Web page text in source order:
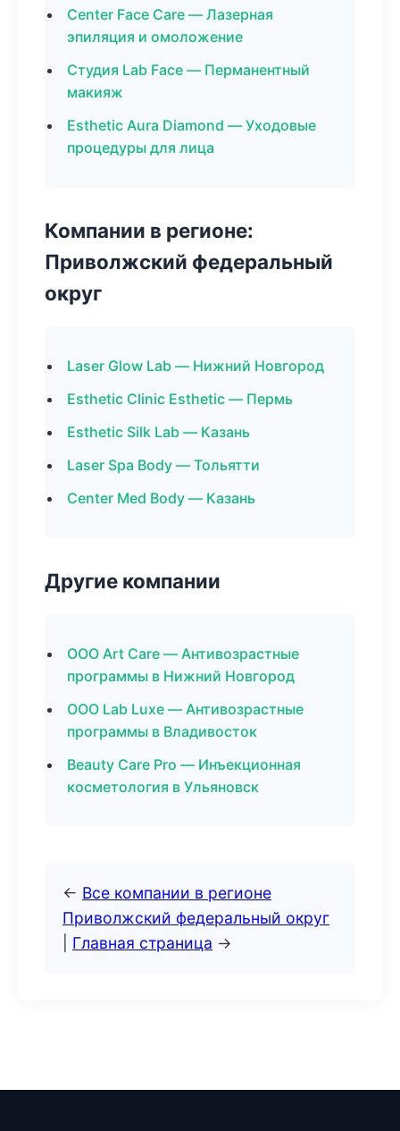
Center Face Care — Лазерная
эпиляция и омоложение
Студия Lab Face — Перманентный
макияж
Esthetic Aura Diamond — Уходовые
процедуры для лица
Компании в регионе:
Приволжский федеральный
округ
Laser Glow Lab — Нижний Новгород
Esthetic Clinic Esthetic — Пермь
Esthetic Silk Lab — Казань
Laser Spa Body — Тольятти
Center Med Body — Казань
Другие компании
ООО Art Care — Антивозрастные
программы в Нижний Новгород
ООО Lab Luxe — Антивозрастные
программы в Владивосток
Beauty Care Pro — Инъекционная
косметология в Ульяновск
← Все компании в регионе
Приволжский федеральный округ
Главная страница →